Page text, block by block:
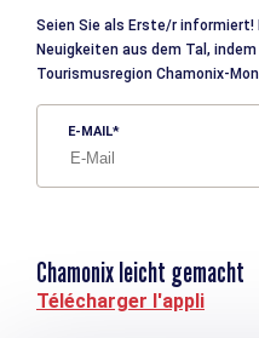
Seien Sie als Erste/r informiert!
Neuigkeiten aus dem Tal,
Tourismusregion Chamonix-
E-MAIL
Chamonix leicht gemacht
Télécharger l'appli